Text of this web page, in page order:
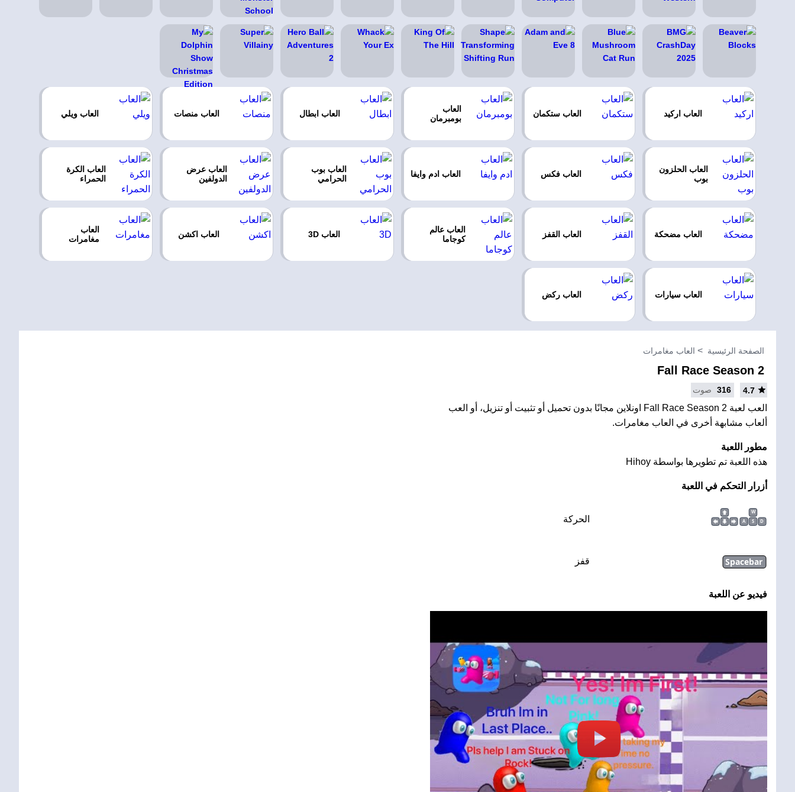
العاب اركيد العاب ستكمان
العاب
بومبرمان
العاب ابطال العاب منصات العاب ويلي
العاب الحلزون
بوب
العاب فكس العاب ادم وايفا
العاب بوب
الحرامي
العاب عرض
الدولفين
العاب الكرة
الحمراء
العاب مضحكة العاب القفز
العاب عالم
كوجاما
العاب 3D العاب اكشن
العاب
مغامرات
العاب سيارات العاب ركض
الصفحة الرئيسية العاب مغامرات
Fall Race Season 2
4.7
316 صوت
العب لعبة Fall Race Season 2 اونلاين مجانًا بدون تحميل أو تثبيت أو تنزيل، أو العب
ألعاب مشابهة أخرى في العاب مغامرات.
مطور اللعبة
هذه اللعبة تم تطويرها بواسطة Hihoy
أزرار التحكم في اللعبة
W
A
S D الحركة
Spacebar قفز
فيديو عن اللعبة